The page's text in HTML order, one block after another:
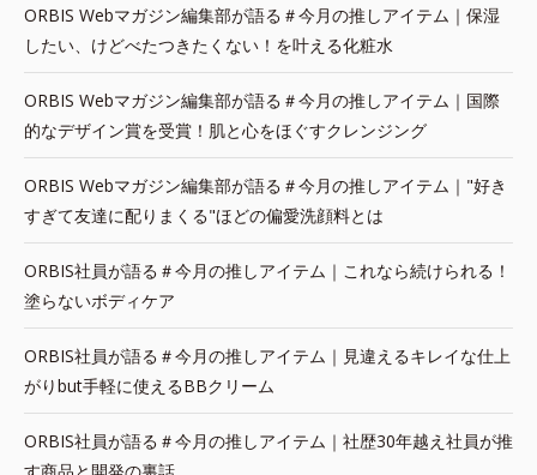
ORBIS Webマガジン編集部が語る＃今月の推しアイテム｜保湿
したい、けどべたつきたくない！を叶える化粧水
ORBIS Webマガジン編集部が語る＃今月の推しアイテム｜国際
的なデザイン賞を受賞！肌と心をほぐすクレンジング
ORBIS Webマガジン編集部が語る＃今月の推しアイテム｜"好き
すぎて友達に配りまくる"ほどの偏愛洗顔料とは
ORBIS社員が語る＃今月の推しアイテム｜これなら続けられる！
塗らないボディケア
ORBIS社員が語る＃今月の推しアイテム｜見違えるキレイな仕上
がりbut手軽に使えるBBクリーム
ORBIS社員が語る＃今月の推しアイテム｜社歴30年越え社員が推
す商品と開発の裏話